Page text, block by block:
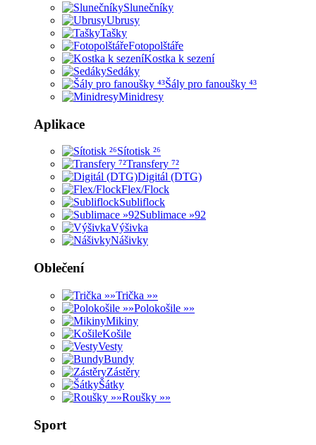
Slunečníky
Ubrusy
Tašky
Fotopolštáře
Kostka k sezení
Sedáky
Šály pro fanoušky ⁴³
Minidresy
Aplikace
Sítotisk ²⁶
Transfery ⁷²
Digitál (DTG)
Flex/Flock
Subliflock
Sublimace »92
Výšivka
Nášivky
Oblečení
Trička »»
Polokošile »»
Mikiny
Košile
Vesty
Bundy
Zástěry
Šátky
Roušky »»
Sport